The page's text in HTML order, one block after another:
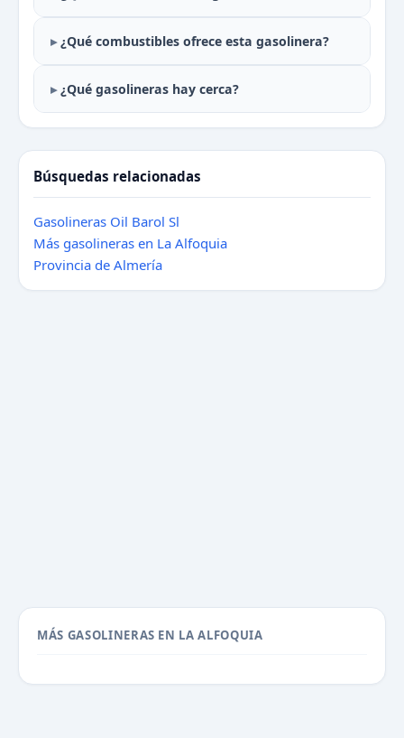
¿Qué combustibles ofrece esta gasolinera?
¿Qué gasolineras hay cerca?
Búsquedas relacionadas
Gasolineras Oil Barol Sl
Más gasolineras en La Alfoquia
Provincia de Almería
MÁS GASOLINERAS EN LA ALFOQUIA